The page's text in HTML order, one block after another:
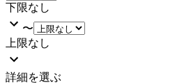
下限なし
〜
上限なし
詳細を選ぶ